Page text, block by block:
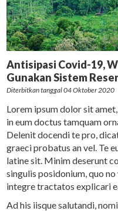
Antisipasi Covid-19,
Gunakan Sistem
Diterbitkan tanggal 04 Oktober 2020
Lorem ipsum dolor sit
in eum doctus tamquam
Delenit docendi te pro,
graeci probatus an vel. Te
latine sit. Minim deserunt
singulis posidonium, quo
integre tractatos explicari
Ad his iisque salutandi,